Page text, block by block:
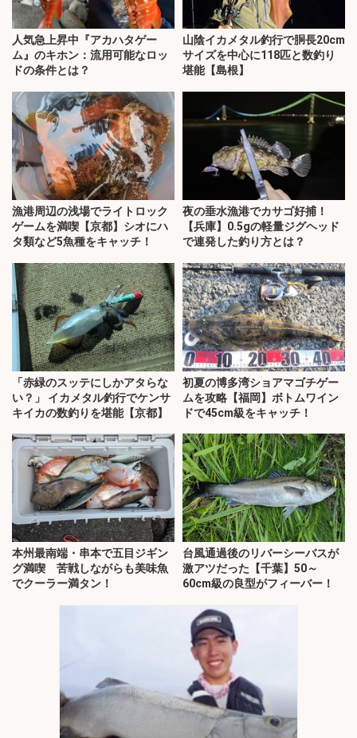
人気急上昇中『アカハタゲー
ム』のキホン：流用可能なロッ
ドの条件とは？
山陰イカメタル釣行で胴長20cm
サイズを中心に118匹と数釣り
堪能【島根】
漁港周辺の浅場でライトロック
ゲームを満喫【京都】シオにハ
タ類など5魚種をキャッチ！
夜の垂水漁港でカサゴ好捕！
【兵庫】0.5gの軽量ジグヘッド
で連発した釣り方とは？
「赤緑のスッテにしかアタらな
い？」 イカメタル釣行でケンサ
キイカの数釣りを堪能【京都】
初夏の博多湾ショアマゴチゲー
ムを攻略【福岡】ボトムワイン
ドで45cm級をキャッチ！
本州最南端・串本で五目ジギン
グ満喫 苦戦しながらも美味魚
でクーラー満タン！
台風通過後のリバーシーバスが
激アツだった【千葉】50～
60cm級の良型がフィーバー！